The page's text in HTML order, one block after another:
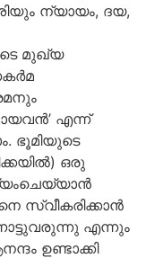
ന്യായം, ദയ,
മുഖ്യ
എന്ന്
ഭൂമിയുടെ
ഒരു
സ്വീകരിക്കാന്‍
എന്നും
ഉണ്ടാക്കി